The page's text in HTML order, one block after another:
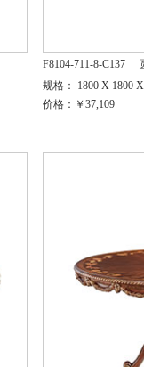
F8104-711-8-C137
规格： 1800 X 1800
价格：￥37,109